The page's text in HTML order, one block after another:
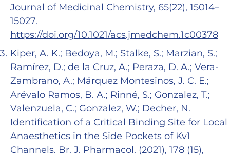
Journal of Medicinal Chemistry, 65(22), 15014–
15027.
https://doi.org/10.1021/acs.jmedchem.1c00378
Kiper, A. K.; Bedoya, M.; Stalke, S.; Marzian, S.;
Ramírez, D.; de la Cruz, A.; Peraza, D. A.; Vera-
Zambrano, A.; Márquez Montesinos, J. C. E.;
Arévalo Ramos, B. A.; Rinné, S.; Gonzalez, T.;
Valenzuela, C.; Gonzalez, W.; Decher, N.
Identification of a Critical Binding Site for Local
Anaesthetics in the Side Pockets of Kv1
Channels. Br. J. Pharmacol. (2021), 178 (15),